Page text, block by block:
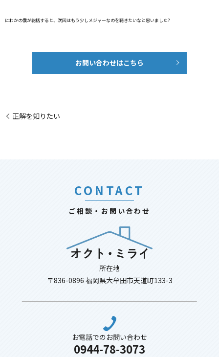
にわかの僕が総括すると、次回はもう少しメジャーなのを聴きたいなと思いました?
お問い合わせはこちら
正解を知りたい
CONTACT
ご相談・お問い合わせ
所在地
〒836-0896 福岡県大牟田市天道町133-3
お電話でのお問い合わせ
0944-78-3073